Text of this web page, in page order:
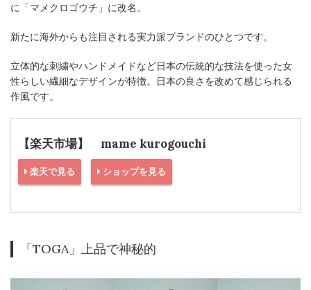
に「マメクロゴウチ」に改名。
新たに海外からも注目される実力派ブランドのひとつです。
立体的な刺繍やハンドメイドなど日本の伝統的な技法を使った女
性らしい繊細なデザインが特徴。日本の良さを改めて感じられる
作風です。
【楽天市場】 mame kurogouchi
楽天で見る ショップを見る
「TOGA」上品で神秘的